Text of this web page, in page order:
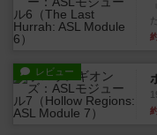
レビュー